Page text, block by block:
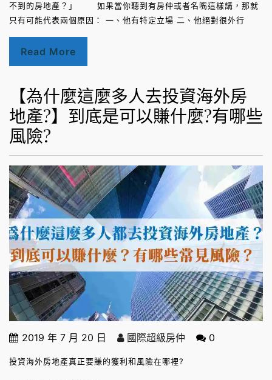
不到的房地產？」 如果當你聽到有房仲或者名嘴這樣講，那就
只有可能代表兩個原因： 一、他有特定立場 二、他絕對很外行
Read More
【為什麼這麼多人去投資海外房
地產?】到底是可以賺什麼?有哪些
風險?
2019 年 7 月 20 日 國際超級房仲 0
投資海外房地產真正要賺的獲利和風險在哪裡?